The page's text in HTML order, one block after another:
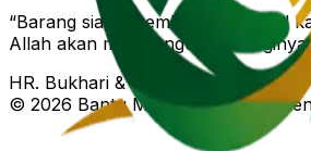
“Barang siapa membangun masjid
Allah akan membangunkan
HR. Bukhari & Muslim
© 2026 Bantu Masjid • Semoga